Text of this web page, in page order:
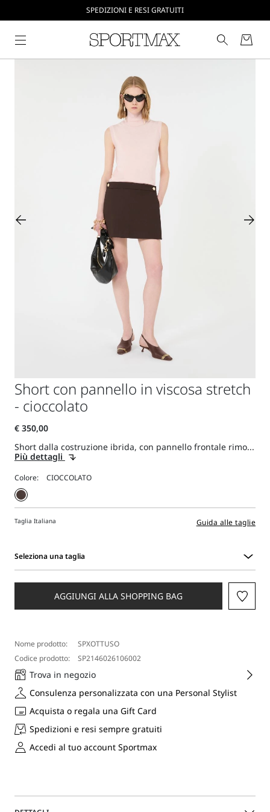
CREA IL TUO ACCOUNT SU SPORTMAX.COM
SPEDIZIONI E RESI GRATUITI
Short con pannello in viscosa stretch
- cioccolato
Short dalla costruzione ibrida, con pannello frontale rimo...
Più dettagli
Colore:
Taglia Italiana Guida alle taglie
Seleziona una taglia
una
AGGIUNGI ALLA SHOPPING BAG
Nome prodotto:
SPXOTTUSO
Codice prodotto:
SP2146026106002
Trova in negozio
Consulenza personalizzata con una Personal Stylist
Acquista o regala una Gift Card
Spedizioni e resi sempre gratuiti
Accedi al tuo account Sportmax